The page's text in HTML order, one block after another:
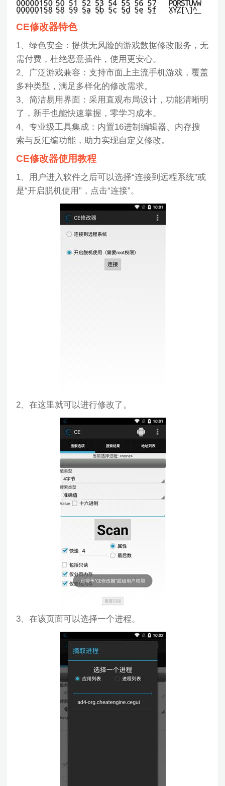
CE修改器特色
1、绿色安全：提供无风险的游戏数据修改服务，无
需付费，杜绝恶意插件，使用更安心。
2、广泛游戏兼容：支持市面上主流手机游戏，覆盖
多种类型，满足多样化的修改需求。
3、简洁易用界面：采用直观布局设计，功能清晰明
了，新手也能快速掌握，零学习成本。
4、专业级工具集成：内置16进制编辑器、内存搜
索与反汇编功能，助力实现自定义修改。
CE修改器使用教程
1、用户进入软件之后可以选择“连接到远程系统”或
是“开启脱机使用”，点击“连接”。
2、在这里就可以进行修改了。
3、在该页面可以选择一个进程。